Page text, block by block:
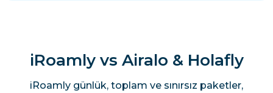
iRoamly vs Airalo & Holafly
iRoamly günlük, toplam ve sınırsız paketler,